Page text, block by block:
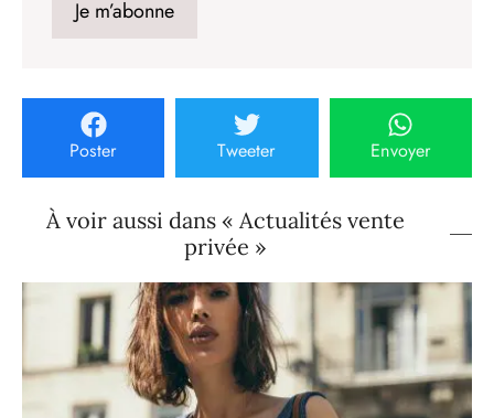
Poster Tweeter Envoyer
À voir aussi dans « Actualités vente
privée »